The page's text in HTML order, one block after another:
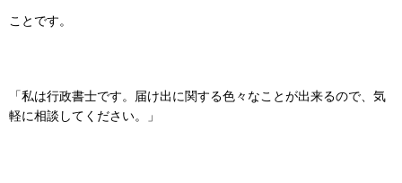
ことです。
「私は行政書士です。届け出に関する色々なことが出来るので、気
軽に相談してください。」